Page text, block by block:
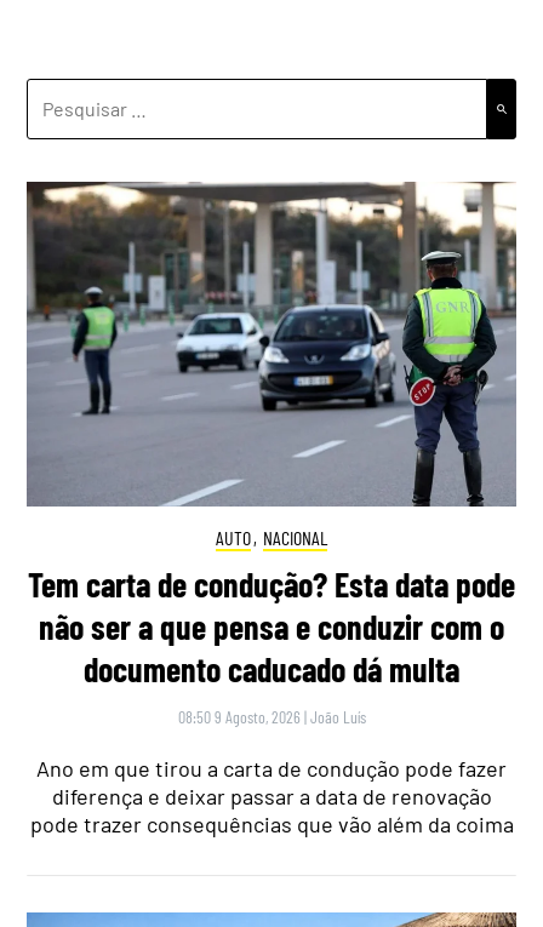
POR:
AUTO, NACIONAL
Tem carta de condução? Esta data pode
não ser a que pensa e conduzir com o
documento caducado dá multa
08:50 9 Agosto, 2026 |João Luís
Ano em que tirou a carta de condução pode fazer
diferença e deixar passar a data de renovação
pode trazer consequências que vão além da coima